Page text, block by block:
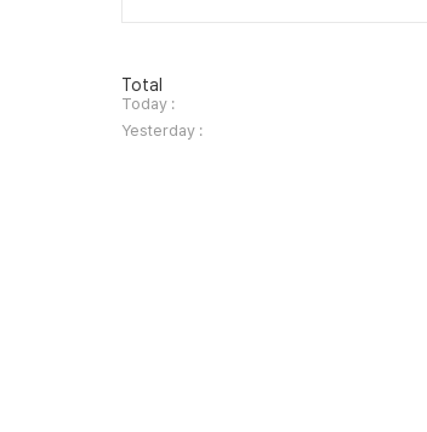
방
문
자
수
Total
Today :
Yesterday :